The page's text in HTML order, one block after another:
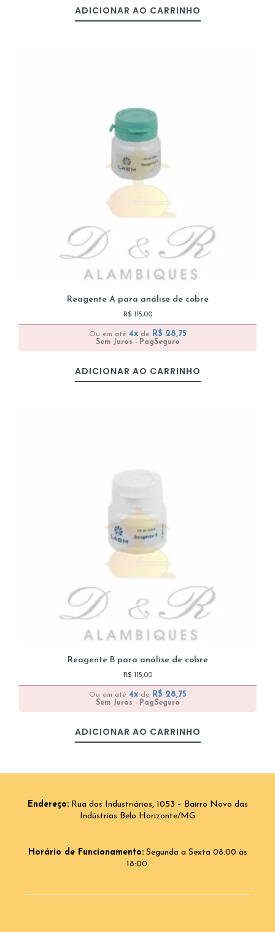
ADICIONAR AO CARRINHO
Reagente A para análise de cobre
R$115,00
Ou em até 4xde R$28,75
Sem Juros - PagSeguro
ADICIONAR AO CARRINHO
Reagente B para análise de cobre
R$115,00
Ou em até 4xde R$28,75
Sem Juros - PagSeguro
ADICIONAR AO CARRINHO
Endereço:Rua dos Industriários, 1053 – Bairro Novo das
Indústrias Belo Horizonte/MG
Horário de Funcionamento:Segunda a Sexta 08:00 às
18:00.